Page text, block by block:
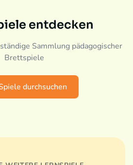
entdecken
Sammlung pädagogischer
Brettspiele
durchsuchen